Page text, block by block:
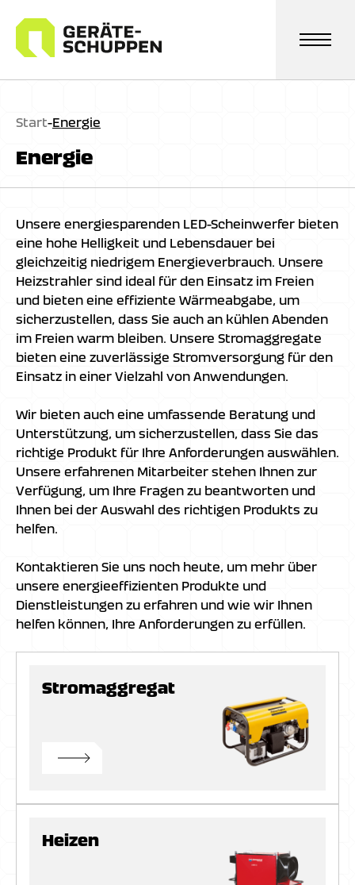
Inhalt
springen
Start-Energie
Energie
Unsere energiesparenden LED-Scheinwerfer bieten
eine hohe Helligkeit und Lebensdauer bei
gleichzeitig niedrigem Energieverbrauch. Unsere
Heizstrahler sind ideal für den Einsatz im Freien
und bieten eine effiziente Wärmeabgabe, um
sicherzustellen, dass Sie auch an kühlen Abenden
im Freien warm bleiben. Unsere Stromaggregate
bieten eine zuverlässige Stromversorgung für den
Einsatz in einer Vielzahl von Anwendungen.
Wir bieten auch eine umfassende Beratung und
Unterstützung, um sicherzustellen, dass Sie das
richtige Produkt für Ihre Anforderungen auswählen.
Unsere erfahrenen Mitarbeiter stehen Ihnen zur
Verfügung, um Ihre Fragen zu beantworten und
Ihnen bei der Auswahl des richtigen Produkts zu
helfen.
Kontaktieren Sie uns noch heute, um mehr über
unsere energieeffizienten Produkte und
Dienstleistungen zu erfahren und wie wir Ihnen
helfen können, Ihre Anforderungen zu erfüllen.
Stromaggregat
Heizen